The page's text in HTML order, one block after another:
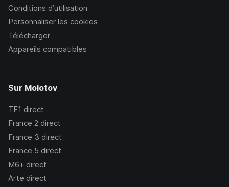
Conditions d’utilisation
Personnaliser les cookies
Télécharger
Appareils compatibles
Sur Molotov
TF1 direct
France 2 direct
France 3 direct
France 5 direct
M6+ direct
Arte direct